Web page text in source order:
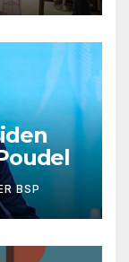
BSP